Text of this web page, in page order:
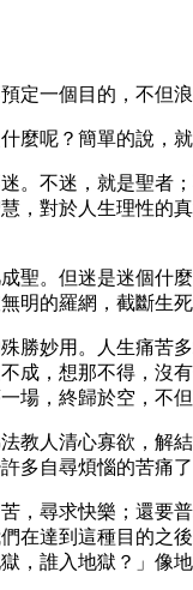
定一個目的，不但
麼呢？簡單的說，
。不迷，就是聖者
，對於人生理性的
聖。但迷是迷個什
明的羅網，截斷生
勝妙用。人生痛苦
成，想那不得，沒
場，終歸於空，不
教人清心寡欲，解
多自尋煩惱的苦痛
，尋求快樂；還要
在達到這種目的之
，誰入地獄？」像